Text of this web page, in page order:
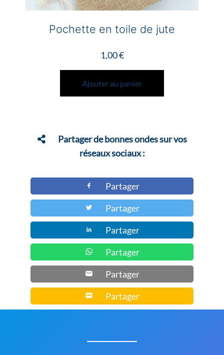
Pochette en toile de jute
1,00€
Ajouter au panier
Partager de bonnes ondes sur vos
réseaux sociaux :
Partager
Partager
Partager
Partager
Partager
Partager